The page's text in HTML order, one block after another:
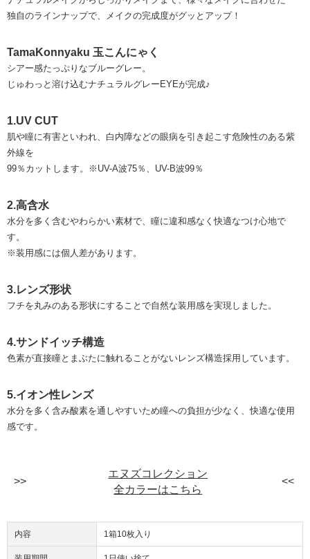
独自のラインナップで、メイクの完成度がグッとアップ！
TamaKonnyaku 玉こんにゃく
シアー感たっぷりなブルーグレー。
じゅわっと溶け込むナチュラルグレーEYEが完成♪
1.UV CUT
肌や瞳に有害といわれ、白内障などの眼病を引き起こす危険性のある紫
外線を
99％カットします。※UV-A波75％、UV-B波99％
2.高含水
水分を多く含むやわらかい素材で、瞳に違和感なく快適なつけ心地で
す。
※装用感には個人差があります。
3.レンズ形状
フチを丸みのある形状にすることで自然な装用感を実現しました。
4.サンドイッチ構造
色素が直接瞳とまぶたに触れることがないレンズ構造採用しています。
5.イオン性レンズ
水分を多く含み酸素を通しやすいため瞳への負担が少なく、快適な使用
感です。
エヌズコレクション
全カラーはこちら
内容 1箱10枚入り